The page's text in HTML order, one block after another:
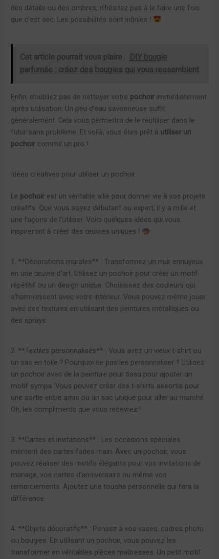
des détails ou des ombres, n’hésitez pas à le faire une fois
que c’est sec. Les possibilités sont infinies !
Cet article pourrait vous plaire :
DIY bougie
parfumée : créez des bougies qui vous ressemblent
Enfin, n’oubliez pas de nettoyer votre pochoir immédiatement
après utilisation. Un peu d’eau savonneuse suffit
généralement. Cela vous permettra de le réutiliser dans le
futur sans problème. Et voilà, vous êtes prêt à utiliser un
pochoir comme un pro !
Idées créatives pour utiliser un pochoir
Le pochoir est un véritable allié pour donner vie à vos projets
créatifs. Que vous soyez débutant ou expert, il y a mille et
une façons de l’utiliser. Voici quelques idées qui vous
inspireront à créer des œuvres uniques !
1. **Décorations murales** : Transformez un mur ennuyeux
en une œuvre d’art. Utilisez un pochoir pour créer un motif
répétitif ou un design unique. Choisissez des couleurs qui
s’harmonisent avec votre intérieur. Vous pouvez même jouer
avec des textures en utilisant des peintures métalliques ou
des sprays.
2. **Textiles personnalisés** : Vous avez un vieux t-shirt ou
un sac en toile ? Pourquoi ne pas les personnaliser ? Utilisez
un pochoir avec de la peinture pour tissu pour ajouter un
motif sympa. Vous pouvez créer des t-shirts assortis pour
une sortie entre amis ou un sac unique pour aller au marché.
Oh, les compliments que vous recevrez !
3. **Cartes et invitations** : Les occasions spéciales
méritent des cartes faites main. Avec un pochoir, vous
pouvez réaliser des motifs élégants pour vos invitations de
mariage, vos cartes d’anniversaire ou même vos
remerciements. Ajoutez une touche personnelle qui fera la
différence.
4. **Objets décoratifs** : Pensez à vos vases, cadres photo
ou bougies. En utilisant un pochoir, vous pouvez les
transformer en véritables pièces maîtresses. Un petit motif